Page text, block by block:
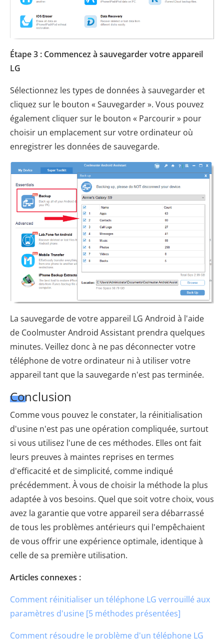
Étape 3 : Commencez à sauvegarder votre appareil
LG
Sélectionnez les types de données à sauvegarder et
cliquez sur le bouton « Sauvegarder ». Vous pouvez
également cliquer sur le bouton « Parcourir » pour
choisir un emplacement sur votre ordinateur où
enregistrer les données de sauvegarde.
La sauvegarde de votre appareil LG Android à l'aide
de Coolmuster Android Assistant prendra quelques
minutes. Veillez donc à ne pas déconnecter votre
téléphone de votre ordinateur ni à utiliser votre
appareil tant que la sauvegarde n'est pas terminée.
Conclusion
Comme vous pouvez le constater, la réinitialisation
d'usine n'est pas une opération compliquée, surtout
si vous utilisez l'une de ces méthodes. Elles ont fait
leurs preuves à maintes reprises en termes
d'efficacité et de simplicité, comme indiqué
précédemment. À vous de choisir la méthode la plus
adaptée à vos besoins. Quel que soit votre choix, vous
avez la garantie que votre appareil sera débarrassé
de tous les problèmes antérieurs qui l'empêchaient
de vous offrir une expérience optimale, identique à
celle de sa première utilisation.
Articles connexes :
Comment réinitialiser un téléphone LG verrouillé aux
paramètres d'usine [5 méthodes présentées]
Comment résoudre le problème d'un téléphone LG